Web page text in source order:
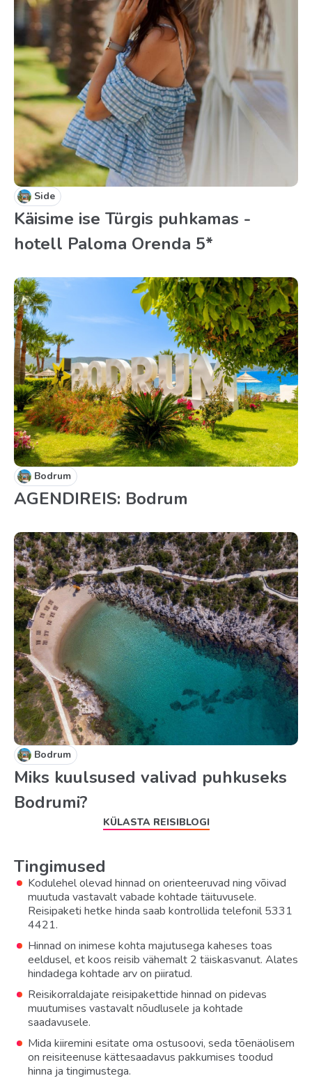
Side
Käisime ise Türgis puhkamas -
hotell Paloma Orenda 5*
Bodrum
AGENDIREIS: Bodrum
Bodrum
Miks kuulsused valivad puhkuseks
Bodrumi?
KÜLASTA REISIBLOGI
Tingimused
Kodulehel olevad hinnad on orienteeruvad ning võivad
muutuda vastavalt vabade kohtade täituvusele.
Reisipaketi hetke hinda saab kontrollida telefonil 5331
4421.
Hinnad on inimese kohta majutusega kaheses toas
eeldusel, et koos reisib vähemalt 2 täiskasvanut. Alates
hindadega kohtade arv on piiratud.
Reisikorraldajate reisipakettide hinnad on pidevas
muutumises vastavalt nõudlusele ja kohtade
saadavusele.
Mida kiiremini esitate oma ostusoovi, seda tõenäolisem
on reisiteenuse kättesaadavus pakkumises toodud
hinna ja tingimustega.